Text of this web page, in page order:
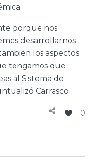
porque nos
desarrollarnos
los aspectos
tengamos que
al Sistema de
Carrasco.
0